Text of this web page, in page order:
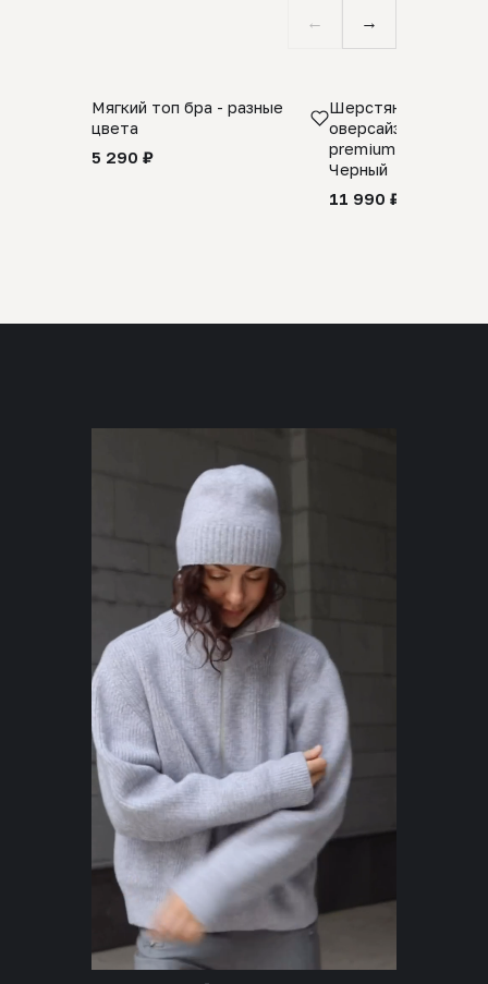
← →
Мягкий топ бра - разные
цвета
5 290 ₽
Шерстяной свитер
оверсайз 100%
premium merino
Черный
11 990 ₽